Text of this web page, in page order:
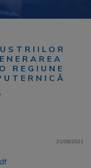
REGIUNE
21/09/2021